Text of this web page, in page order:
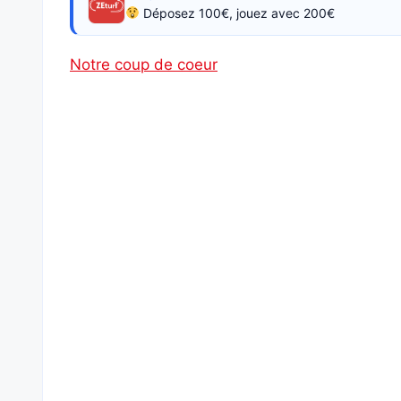
Déposez 100€, jouez avec 200€
Notre coup de coeur